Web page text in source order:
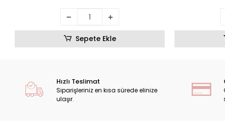
Sepete Ekle
Hızlı Teslimat
Siparişleriniz en kısa sürede elinize
ulaşır.